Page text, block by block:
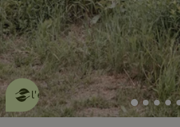
Cette Maison Nature fait de
l'effeten savoir plus